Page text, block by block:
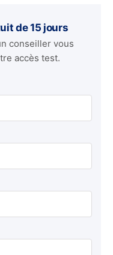
de 15 jours
conseiller vous
accès test.